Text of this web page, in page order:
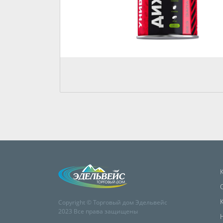
Copyright © Торговый дом Эдельвейс
2023 Все права защищены